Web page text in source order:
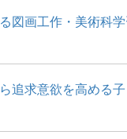
図画工作・美術
追求意欲を高め